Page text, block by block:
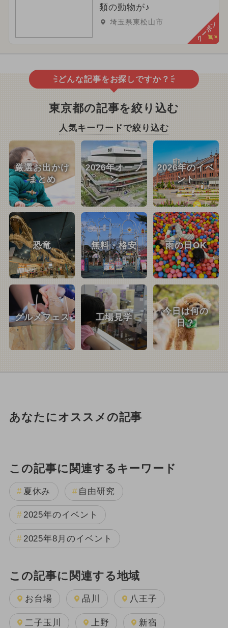
類の動物が♪
埼玉県東松山市 クーポン
どんな記事をお探しですか？
東京都の記事を絞り込む
人気キーワードで絞り込む
厳選お出かけ
まとめ
2026年オープ
ン
2026年のイベ
ント
恐竜 無料・格安 雨の日OK
グルメフェス 工場見学
今日は何の
日？
あなたにオススメの記事
この記事に関連するキーワード
夏休み 自由研究
2025年のイベント
2025年8月のイベント
この記事に関連する地域
お台場 品川 八王子
二子玉川 上野 新宿